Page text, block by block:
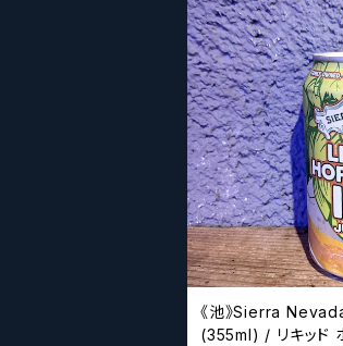
《池》Sierra
(355ml) / リキッド